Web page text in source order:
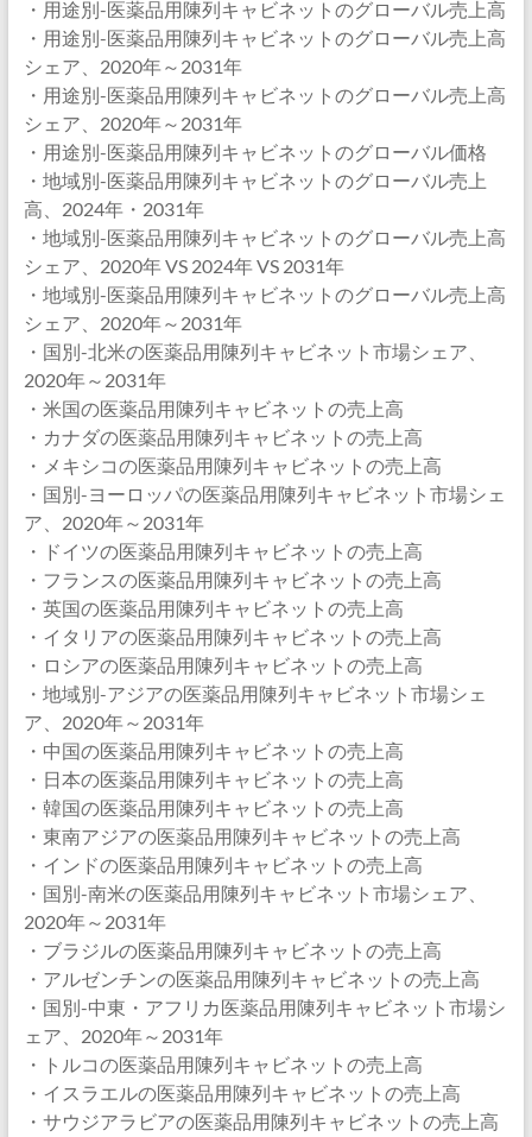
・用途別-医薬品用陳列キャビネットのグローバル売上高
・用途別-医薬品用陳列キャビネットのグローバル売上高
シェア、2020年～2031年
・用途別-医薬品用陳列キャビネットのグローバル売上高
シェア、2020年～2031年
・用途別-医薬品用陳列キャビネットのグローバル価格
・地域別-医薬品用陳列キャビネットのグローバル売上
高、2024年・2031年
・地域別-医薬品用陳列キャビネットのグローバル売上高
シェア、2020年 VS 2024年 VS 2031年
・地域別-医薬品用陳列キャビネットのグローバル売上高
シェア、2020年～2031年
・国別-北米の医薬品用陳列キャビネット市場シェア、
2020年～2031年
・米国の医薬品用陳列キャビネットの売上高
・カナダの医薬品用陳列キャビネットの売上高
・メキシコの医薬品用陳列キャビネットの売上高
・国別-ヨーロッパの医薬品用陳列キャビネット市場シェ
ア、2020年～2031年
・ドイツの医薬品用陳列キャビネットの売上高
・フランスの医薬品用陳列キャビネットの売上高
・英国の医薬品用陳列キャビネットの売上高
・イタリアの医薬品用陳列キャビネットの売上高
・ロシアの医薬品用陳列キャビネットの売上高
・地域別-アジアの医薬品用陳列キャビネット市場シェ
ア、2020年～2031年
・中国の医薬品用陳列キャビネットの売上高
・日本の医薬品用陳列キャビネットの売上高
・韓国の医薬品用陳列キャビネットの売上高
・東南アジアの医薬品用陳列キャビネットの売上高
・インドの医薬品用陳列キャビネットの売上高
・国別-南米の医薬品用陳列キャビネット市場シェア、
2020年～2031年
・ブラジルの医薬品用陳列キャビネットの売上高
・アルゼンチンの医薬品用陳列キャビネットの売上高
・国別-中東・アフリカ医薬品用陳列キャビネット市場シ
ェア、2020年～2031年
・トルコの医薬品用陳列キャビネットの売上高
・イスラエルの医薬品用陳列キャビネットの売上高
・サウジアラビアの医薬品用陳列キャビネットの売上高